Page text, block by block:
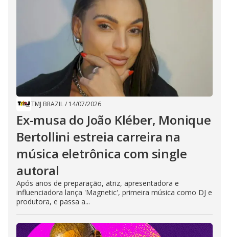
TMJ BRAZIL/ 14/07/2026
Ex-musa do João Kléber, Monique
Bertollini estreia carreira na
música eletrônica com single
autoral
Após anos de preparação, atriz, apresentadora e
influenciadora lança 'Magnetic', primeira música como DJ e
produtora, e passa a...